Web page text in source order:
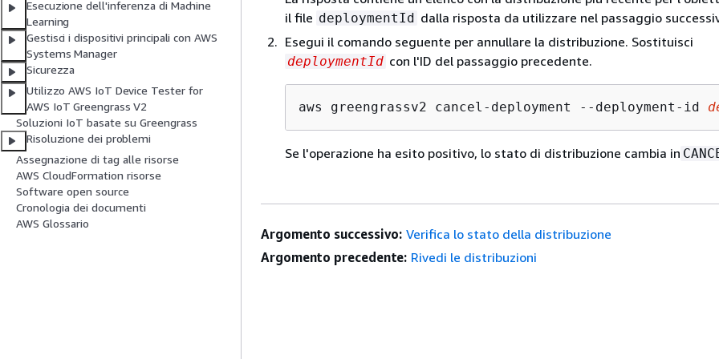
Esecuzione dell'inferenza di Machine
Learning
Gestisci i dispositivi principali con AWS
Systems Manager
Sicurezza
Utilizzo AWS IoT Device Tester for
AWS IoT Greengrass V2
Soluzioni IoT basate su Greengrass
Risoluzione dei problemi
Assegnazione di tag alle risorse
AWS CloudFormation risorse
Software open source
Cronologia dei documenti
AWS Glossario
il file deploymentId dalla risposta da utilizzare nel passaggio
Esegui il comando seguente per annullare la distribuzione. Sostituisci
deploymentId con l'ID del passaggio precedente.
aws greengrassv2 cancel-deployment --deployment-id
Se l'operazione ha esito positivo, lo stato di distribuzione cambia in
Argomento successivo: Verifica lo stato della distribuzione
Argomento precedente: Rivedi le distribuzioni